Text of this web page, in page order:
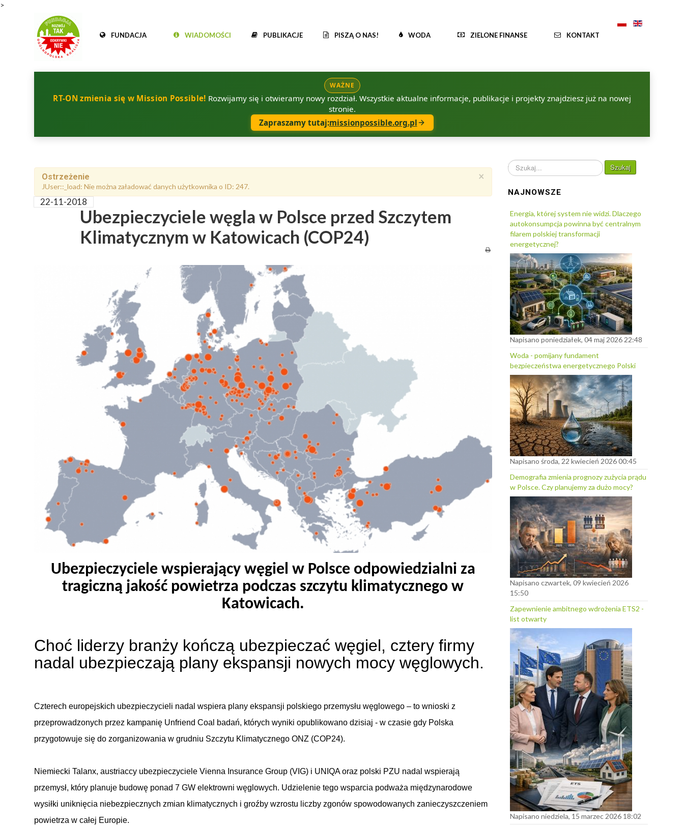
>
FUNDACJA WIADOMOŚCI PUBLIKACJE PISZĄ O NAS! WODA ZIELONE FINANSE KONTAKT
WAŻNE
RT-ON zmienia się w Mission Possible! Rozwijamy się i otwieramy nowy rozdział. Wszystkie aktualne informacje, publikacje i projekty znajdziesz już na nowej
stronie.
Zapraszamy tutaj:missionpossible.org.pl
×
Ostrzeżenie
JUser::_load: Nie można załadować danych użytkownika o ID: 247.
22-11-2018
Ubezpieczyciele węgla w Polsce przed Szczytem
Klimatycznym w Katowicach (COP24)
Ubezpieczyciele wspierający węgiel w Polsce odpowiedzialni za
tragiczną jakość powietrza podczas szczytu klimatycznego w
Katowicach.
Choć liderzy branży kończą ubezpieczać węgiel, cztery firmy
nadal ubezpieczają plany ekspansji nowych mocy węglowych.
Czterech europejskich ubezpieczycieli nadal wspiera plany ekspansji polskiego przemysłu węglowego – to wnioski z
przeprowadzonych przez kampanię Unfriend Coal badań, których wyniki opublikowano dzisiaj - w czasie gdy Polska
przygotowuje się do zorganizowania w grudniu Szczytu Klimatycznego ONZ (COP24).
Niemiecki Talanx, austriaccy ubezpieczyciele Vienna Insurance Group (VIG) i UNIQA oraz polski PZU nadal wspierają
przemysł, który planuje budowę ponad 7 GW elektrowni węglowych. Udzielenie tego wsparcia podważa międzynarodowe
wysiłki uniknięcia niebezpiecznych zmian klimatycznych i groźby wzrostu liczby zgonów spowodowanych zanieczyszczeniem
powietrza w całej Europie.
Szukaj... Szukaj
NAJNOWSZE
Energia, której system nie widzi. Dlaczego
autokonsumpcja powinna być centralnym
filarem polskiej transformacji
energetycznej?
Napisano poniedziałek, 04 maj 2026 22:48
Woda - pomijany fundament
bezpieczeństwa energetycznego Polski
Napisano środa, 22 kwiecień 2026 00:45
Demografia zmienia prognozy zużycia prądu
w Polsce. Czy planujemy za dużo mocy?
Napisano czwartek, 09 kwiecień 2026
15:50
Zapewnienie ambitnego wdrożenia ETS2 -
list otwarty
Napisano niedziela, 15 marzec 2026 18:02